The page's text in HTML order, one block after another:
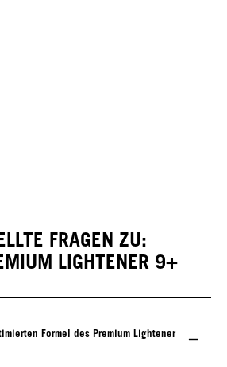
FRAGEN ZU:
LIGHTENER 9+
Formel des Premium Lightener